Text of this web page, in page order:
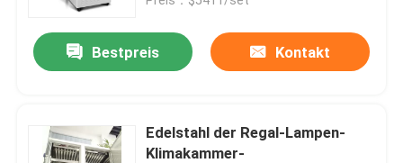
Bestpreis Kontakt
Edelstahl der Regal-Lampen-
Klimakammer-